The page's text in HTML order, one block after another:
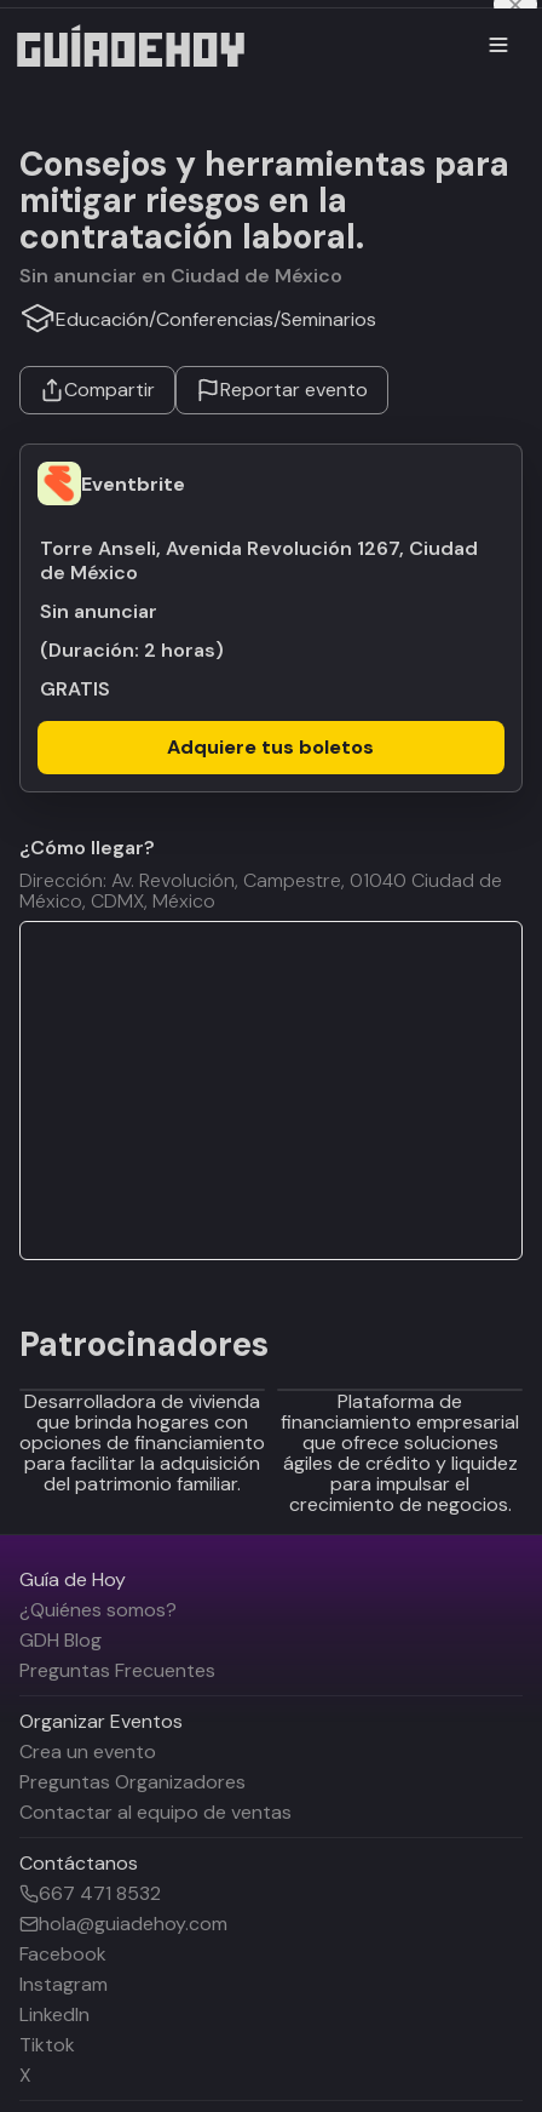
Consejos y herramientas para
mitigar riesgos en la
contratación laboral.
Sin anunciar en Ciudad de México
Educación/Conferencias/Seminarios
Compartir Reportar evento
Eventbrite
Torre Anseli, Avenida Revolución 1267, Ciudad
de México
Sin anunciar
(Duración: 2 horas)
GRATIS
Adquiere tus boletos
¿Cómo llegar?
Dirección: Av. Revolución, Campestre, 01040 Ciudad de
México, CDMX, México
Patrocinadores
Desarrolladora de vivienda
que brinda hogares con
opciones de financiamiento
para facilitar la adquisición
del patrimonio familiar.
Plataforma de
financiamiento empresarial
que ofrece soluciones
ágiles de crédito y liquidez
para impulsar el
crecimiento de negocios.
Guía de Hoy
¿Quiénes somos?
GDH Blog
Preguntas Frecuentes
Organizar Eventos
Crea un evento
Preguntas Organizadores
Contactar al equipo de ventas
Contáctanos
667 471 8532
hola@guiadehoy.com
Facebook
Instagram
LinkedIn
Tiktok
X